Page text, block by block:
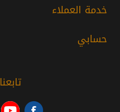
خدمة العملاء
حسابي
تابعنا